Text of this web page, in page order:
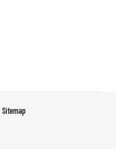
Sitemap